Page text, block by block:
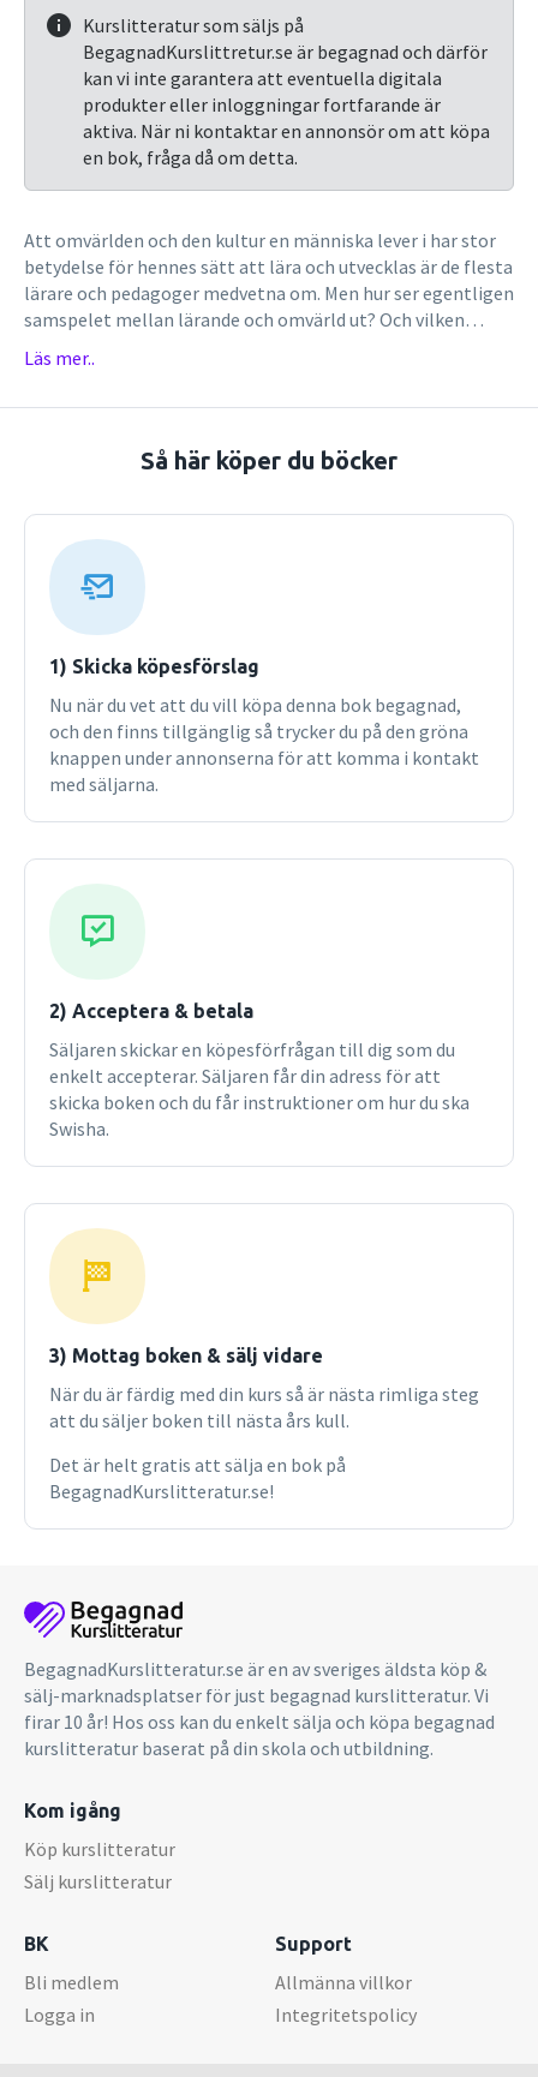
Kurslitteratur som säljs på
BegagnadKurslittretur.se är begagnad och därför
kan vi inte garantera att eventuella digitala
produkter eller inloggningar fortfarande är
aktiva. När ni kontaktar en annonsör om att köpa
en bok, fråga då om detta.
Att omvärlden och den kultur en människa lever i har stor
betydelse för hennes sätt att lära och utvecklas är de flesta
lärare och pedagoger medvetna om. Men hur ser egentligen
samspelet mellan lärande och omvärld ut? Och vilken
inverkan har traditioner, förväntningar och den
kommunikativa miljön på lärandet? Det är frågor av detta
som tar upp detta fascinerande ämne. Genom att betrakta
lärande ur ett sociokulturellt perspektiv och börja långt
fram en bild av människans möjligheter och begränsningar
som är både tankeväckande och samtidigt manar till
handling i enlighet med de observationer som presenteras.
Vad var goda läs- och skrivfärdigheter för femtio år sedan
och vad krävs idag? Hur lär man i samhällen som inte
Hur formas vi av språk, teknik och kultur? Vår hjärna har
inte blivit större eller mer väloljad under de senaste
årtusendena, men det har inte hindrat vår förmåga att
utveckla kunskaper och tekniker på ett häpnadsväckande
sätt. Lösningen på denna gåta är att vi utvecklar och
sofistikerade redskap utanför oss själva. Som en följd av
denna rastlösa utveckling ändrar sig hela tiden våra sätt
att lära och tänka. Denna titel har tidigare givits ut av
Norstedts men ingår numera i Studentlitteraturs
sortiment. Denna tredje upplaga innehåller dock inga
upplagan.
Läs mer..
Så här köper du böcker
1) Skicka köpesförslag
Nu när du vet att du vill köpa denna bok begagnad,
och den finns tillgänglig så trycker du på den gröna
knappen under annonserna för att komma i kontakt
med säljarna.
2) Acceptera & betala
Säljaren skickar en köpesförfrågan till dig som du
enkelt accepterar. Säljaren får din adress för att
skicka boken och du får instruktioner om hur du ska
Swisha.
3) Mottag boken & sälj vidare
När du är färdig med din kurs så är nästa rimliga steg
att du säljer boken till nästa års kull.
Det är helt gratis att sälja en bok på
BegagnadKurslitteratur.se!
BegagnadKurslitteratur.se är en av sveriges äldsta köp &
sälj-marknadsplatser för just begagnad kurslitteratur. Vi
firar 10 år! Hos oss kan du enkelt sälja och köpa begagnad
kurslitteratur baserat på din skola och utbildning.
Kom igång
Köp kurslitteratur
Sälj kurslitteratur
BK
Bli medlem
Logga in
Support
Allmänna villkor
Integritetspolicy